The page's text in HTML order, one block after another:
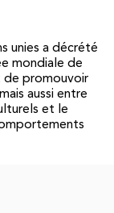
unies a décrété
mondiale de
de promouvoir
aussi entre
et le